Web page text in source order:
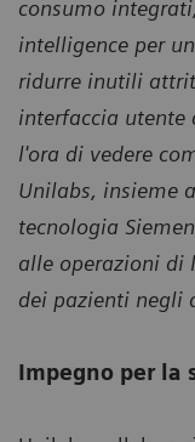
consumo
intelligence per
ridurre inutili
interfaccia
l'ora di vedere
Unilabs, insieme
tecnologia
alle operazioni di
dei pazienti negli
Impegno per la